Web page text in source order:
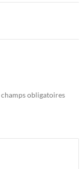
champs obligatoires